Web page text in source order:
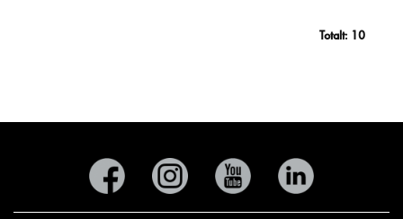
Totalt: 10